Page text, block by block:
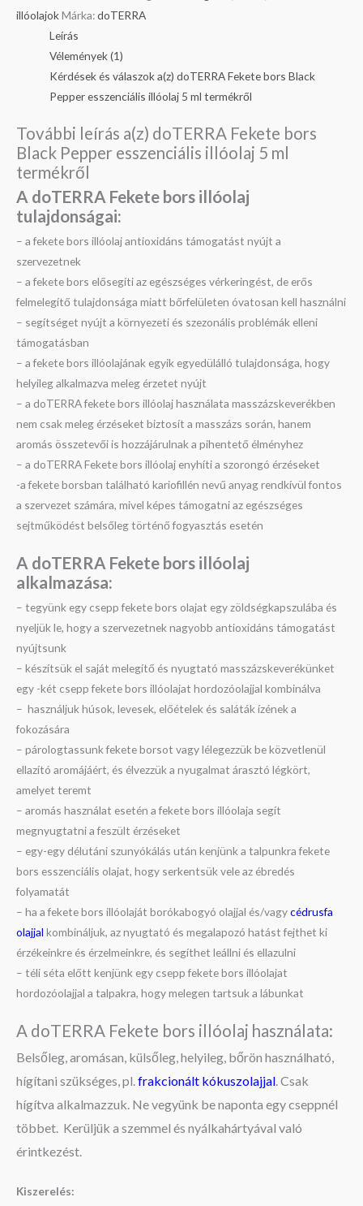
illóolajokMárka:doTERRA
Leírás
Vélemények (1)
Kérdések és válaszok a(z) doTERRA Fekete bors Black
Pepper esszenciális illóolaj 5 ml termékről
További leírás a(z) doTERRA Fekete bors
Black Pepper esszenciális illóolaj 5 ml
termékről
A doTERRA Fekete bors illóolaj
tulajdonságai:
– a fekete bors illóolaj antioxidáns támogatást nyújt a
szervezetnek
– a fekete bors elősegíti az egészséges vérkeringést, de erős
felmelegítő tulajdonsága miatt bőrfelületen óvatosan kell használni
– segítséget nyújt a környezeti és szezonális problémák elleni
támogatásban
– a fekete bors illóolajának egyik egyedülálló tulajdonsága, hogy
helyileg alkalmazva meleg érzetet nyújt
– a doTERRA fekete bors illóolaj használata masszázskeverékben
nem csak meleg érzéseket biztosít a masszázs során, hanem
aromás összetevői is hozzájárulnak a pihentető élményhez
– a doTERRA Fekete bors illóolaj enyhíti a szorongó érzéseket
-a fekete borsban található kariofillén nevű anyag rendkívül fontos
a szervezet számára, mivel képes támogatni az egészséges
sejtműködést belsőleg történő fogyasztás esetén
A doTERRA Fekete bors illóolaj
alkalmazása:
– tegyünk egy csepp fekete bors olajat egy zöldségkapszulába és
nyeljük le, hogy a szervezetnek nagyobb antioxidáns támogatást
nyújtsunk
– készítsük el saját melegítő és nyugtató masszázskeverékünket
egy -két csepp fekete bors illóolajat hordozóolajjal kombinálva
– használjuk húsok, levesek, előételek és saláták ízének a
fokozására
– párologtassunk fekete borsot vagy lélegezzük be közvetlenül
ellazító aromájáért, és élvezzük a nyugalmat árasztó légkört,
amelyet teremt
– aromás használat esetén a fekete bors illóolaja segít
megnyugtatni a feszült érzéseket
– egy-egy délutáni szunyókálás után kenjünk a talpunkra fekete
bors esszenciális olajat, hogy serkentsük vele az ébredés
folyamatát
– ha a fekete bors illóolaját borókabogyó olajjal és/vagycédrusfa
olajjal kombináljuk, az nyugtató és megalapozó hatást fejthet ki
érzékeinkre és érzelmeinkre, és segíthet leállni és ellazulni
– téli séta előtt kenjünk egy csepp fekete bors illóolajat
hordozóolajjal a talpakra, hogy melegen tartsuk a lábunkat
A doTERRA Fekete bors illóolaj használata:
Belsőleg, aromásan, külsőleg, helyileg, bőrön használható,
hígítani szükséges, pl.frakcionált kókuszolajjal. Csak
hígítva alkalmazzuk. Ne vegyünk be naponta egy cseppnél
többet. Kerüljük a szemmel és nyálkahártyával való
érintkezést.
Kiszerelés: